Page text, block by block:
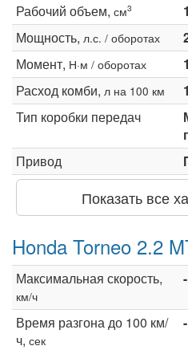
Рабочий объем, см3
Мощность, л.с. / оборотах
Момент, Н·м / оборотах
Расход комби, л на 100 км
Тип коробки передач
Привод
Показать все
Honda Torneo 2.2
Максимальная скорость,
км/ч
-
Время разгона до 100 км/
ч, сек
-